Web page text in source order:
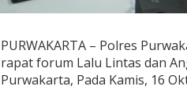
PURWAKARTA – Polres
rapat forum Lalu Lintas dan
Purwakarta, Pada Kamis, 16